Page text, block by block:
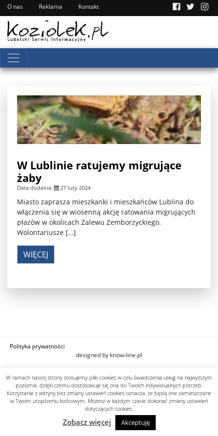
O nas Reklama Kontakt
W Lublinie ratujemy migrujące
żaby
Data dodania: 27 luty 2024
Miasto zaprasza mieszkanki i mieszkańców Lublina do
włączenia się w wiosenną akcję ratowania migrujących
płazów w okolicach Zalewu Zemborzyckiego.
Wolontariusze […]
WIĘCEJ
Polityka prywatności
designed by know-line.pl
W ramach naszej strony stosujemy pliki cookies w celu świadczenia usług na najwyższym
poziomie, dzięki czemu dostosowuje się ona do Twoich indywidualnych potrzeb.
Korzystanie z witryny bez zmiany ustawień cookies oznacza, że będą one zamieszczane
w Twoim urządzeniu końcowym. Możesz w każdym czasie dokonać zmiany ustawień
dotyczących cookies.
Zobacz więcej Akceptuję